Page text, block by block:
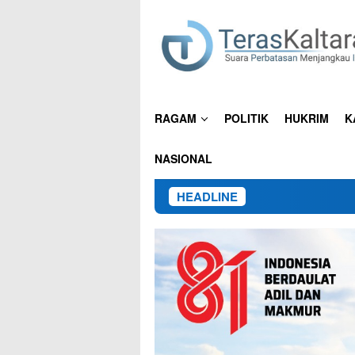
konten
RAGAM POLITIK HUKRIM
NASIONAL
HEADLINE